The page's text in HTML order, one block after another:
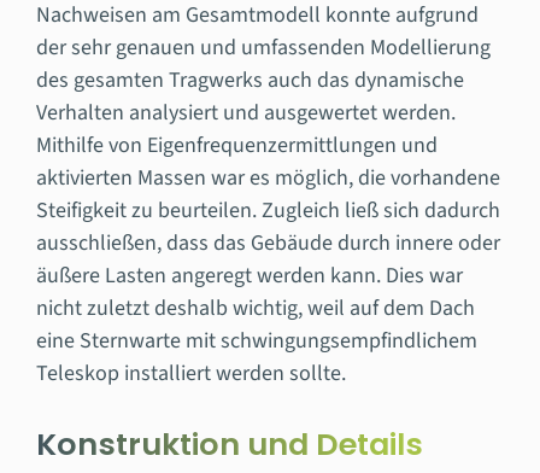
Nachweisen am Gesamtmodell konnte aufgrund
der sehr genauen und umfassenden Modellierung
des gesamten Tragwerks auch das dynamische
Verhalten analysiert und ausgewertet werden.
Mithilfe von Eigenfrequenzermittlungen und
aktivierten Massen war es möglich, die vorhandene
Steifigkeit zu beurteilen. Zugleich ließ sich dadurch
ausschließen, dass das Gebäude durch innere oder
äußere Lasten angeregt werden kann. Dies war
nicht zuletzt deshalb wichtig, weil auf dem Dach
eine Sternwarte mit schwingungsempfindlichem
Teleskop installiert werden sollte.
Konstruktion und Details